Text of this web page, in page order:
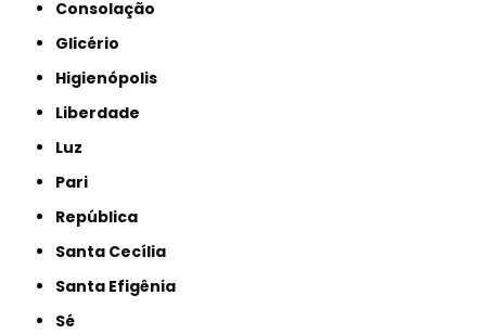
Consolação
Glicério
Higienópolis
Liberdade
Luz
Pari
República
Santa Cecília
Santa Efigênia
Sé